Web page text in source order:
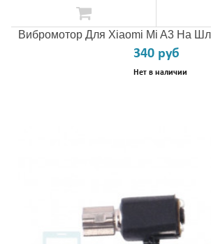
Вибромотор Для Xiaomi Mi A3 На
340 руб
Нет в наличии